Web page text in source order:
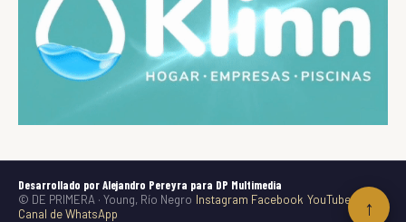
↑
Desarrollado por Alejandro Pereyra para DP Multimedia
© DE PRIMERA · Young, Río Negro Instagram Facebook YouTube
TikTok
Canal de WhatsApp